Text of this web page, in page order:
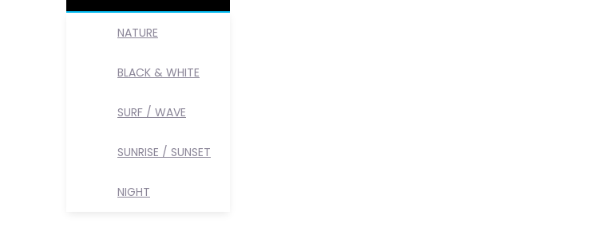
NATURE
BLACK & WHITE
SURF / WAVE
SUNRISE / SUNSET
NIGHT